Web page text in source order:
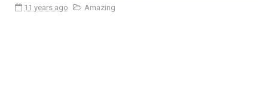
11 years ago Amazing